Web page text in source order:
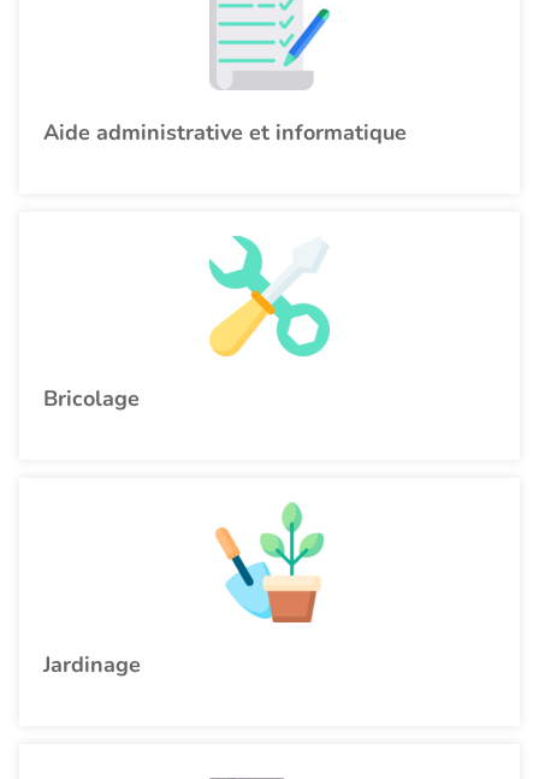
Aide administrative et informatique
Bricolage
Jardinage